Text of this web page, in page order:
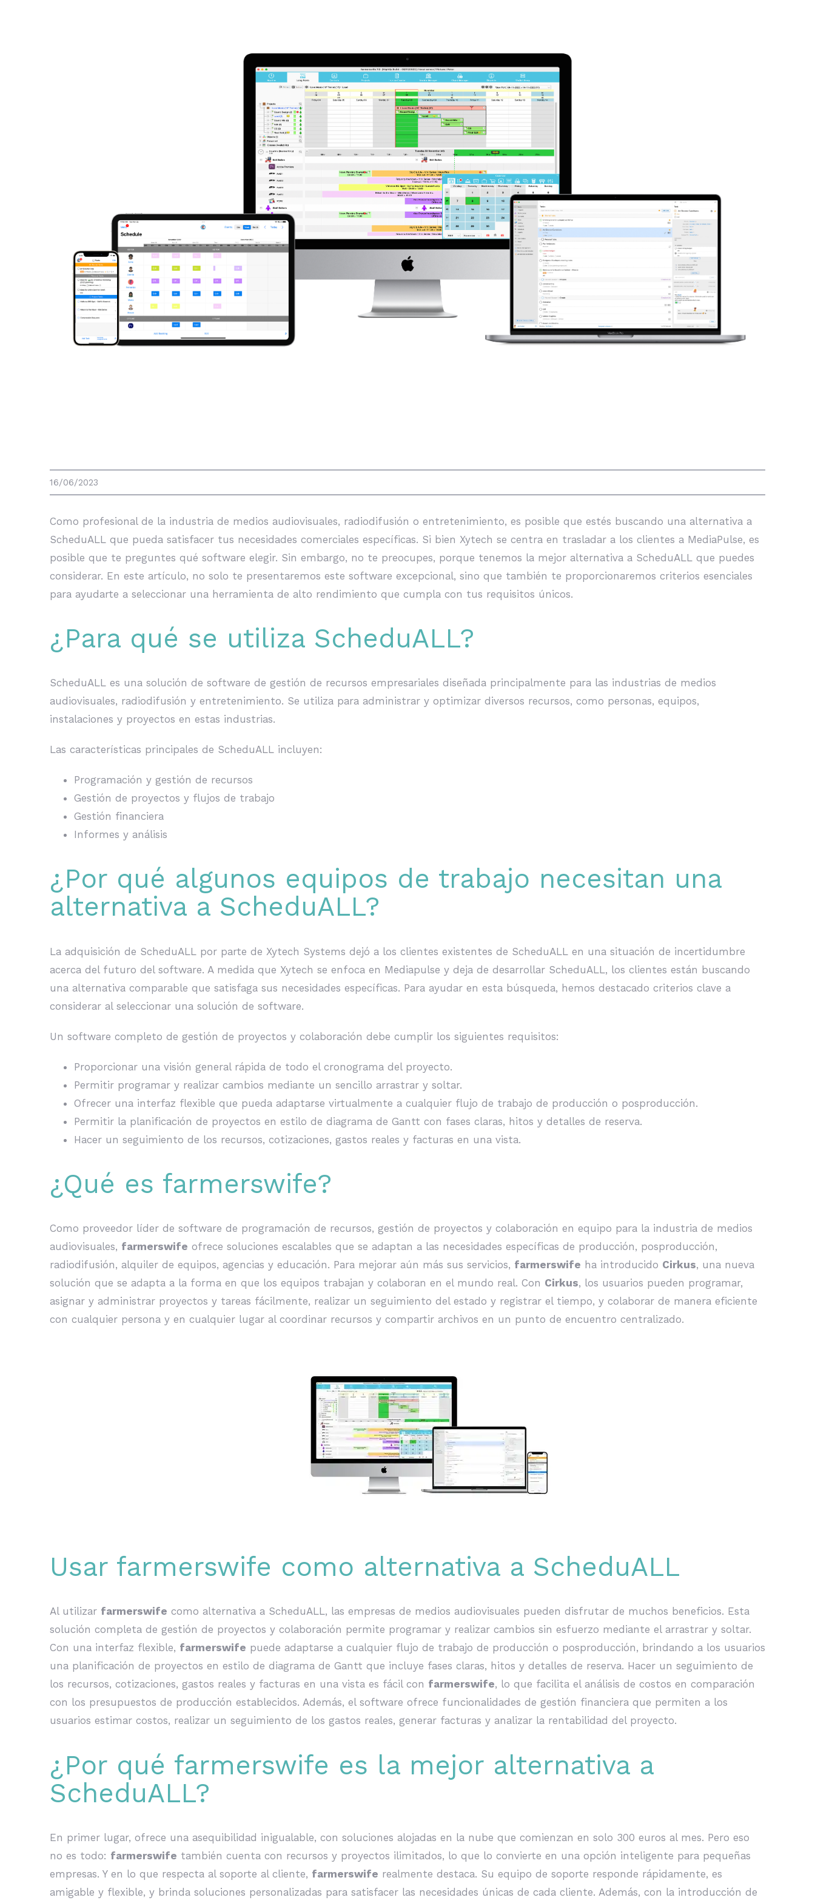
16/06/2023
Como profesional de la industria de medios audiovisuales, radiodifusión o entretenimiento, es posible que estés buscando una alternativa a
ScheduALL que pueda satisfacer tus necesidades comerciales específicas. Si bien Xytech se centra en trasladar a los clientes a MediaPulse, es
posible que te preguntes qué software elegir. Sin embargo, no te preocupes, porque tenemos la mejor alternativa a ScheduALL que puedes
considerar. En este artículo, no solo te presentaremos este software excepcional, sino que también te proporcionaremos criterios esenciales
para ayudarte a seleccionar una herramienta de alto rendimiento que cumpla con tus requisitos únicos.
¿Para qué se utiliza ScheduALL?
ScheduALL es una solución de software de gestión de recursos empresariales diseñada principalmente para las industrias de medios
audiovisuales, radiodifusión y entretenimiento. Se utiliza para administrar y optimizar diversos recursos, como personas, equipos,
instalaciones y proyectos en estas industrias.
Las características principales de ScheduALL incluyen:
Programación y gestión de recursos
Gestión de proyectos y flujos de trabajo
Gestión financiera
Informes y análisis
¿Por qué algunos equipos de trabajo necesitan una
alternativa a ScheduALL?
La adquisición de ScheduALL por parte de Xytech Systems dejó a los clientes existentes de ScheduALL en una situación de incertidumbre
acerca del futuro del software. A medida que Xytech se enfoca en Mediapulse y deja de desarrollar ScheduALL, los clientes están buscando
una alternativa comparable que satisfaga sus necesidades específicas. Para ayudar en esta búsqueda, hemos destacado criterios clave a
considerar al seleccionar una solución de software.
Un software completo de gestión de proyectos y colaboración debe cumplir los siguientes requisitos:
Proporcionar una visión general rápida de todo el cronograma del proyecto.
Permitir programar y realizar cambios mediante un sencillo arrastrar y soltar.
Ofrecer una interfaz flexible que pueda adaptarse virtualmente a cualquier flujo de trabajo de producción o posproducción.
Permitir la planificación de proyectos en estilo de diagrama de Gantt con fases claras, hitos y detalles de reserva.
Hacer un seguimiento de los recursos, cotizaciones, gastos reales y facturas en una vista.
¿Qué es farmerswife?
Como proveedor líder de software de programación de recursos, gestión de proyectos y colaboración en equipo para la industria de medios
audiovisuales, farmerswife ofrece soluciones escalables que se adaptan a las necesidades específicas de producción, posproducción,
radiodifusión, alquiler de equipos, agencias y educación. Para mejorar aún más sus servicios, farmerswife ha introducido Cirkus, una nueva
solución que se adapta a la forma en que los equipos trabajan y colaboran en el mundo real. Con Cirkus, los usuarios pueden programar,
asignar y administrar proyectos y tareas fácilmente, realizar un seguimiento del estado y registrar el tiempo, y colaborar de manera eficiente
con cualquier persona y en cualquier lugar al coordinar recursos y compartir archivos en un punto de encuentro centralizado.
Usar farmerswife como alternativa a ScheduALL
Al utilizar farmerswife como alternativa a ScheduALL, las empresas de medios audiovisuales pueden disfrutar de muchos beneficios. Esta
solución completa de gestión de proyectos y colaboración permite programar y realizar cambios sin esfuerzo mediante el arrastrar y soltar.
Con una interfaz flexible, farmerswife puede adaptarse a cualquier flujo de trabajo de producción o posproducción, brindando a los usuarios
una planificación de proyectos en estilo de diagrama de Gantt que incluye fases claras, hitos y detalles de reserva. Hacer un seguimiento de
los recursos, cotizaciones, gastos reales y facturas en una vista es fácil con farmerswife, lo que facilita el análisis de costos en comparación
con los presupuestos de producción establecidos. Además, el software ofrece funcionalidades de gestión financiera que permiten a los
usuarios estimar costos, realizar un seguimiento de los gastos reales, generar facturas y analizar la rentabilidad del proyecto.
¿Por qué farmerswife es la mejor alternativa a
ScheduALL?
En primer lugar, ofrece una asequibilidad inigualable, con soluciones alojadas en la nube que comienzan en solo 300 euros al mes. Pero eso
no es todo: farmerswife también cuenta con recursos y proyectos ilimitados, lo que lo convierte en una opción inteligente para pequeñas
empresas. Y en lo que respecta al soporte al cliente, farmerswife realmente destaca. Su equipo de soporte responde rápidamente, es
amigable y flexible, y brinda soluciones personalizadas para satisfacer las necesidades únicas de cada cliente. Además, con la introducción de